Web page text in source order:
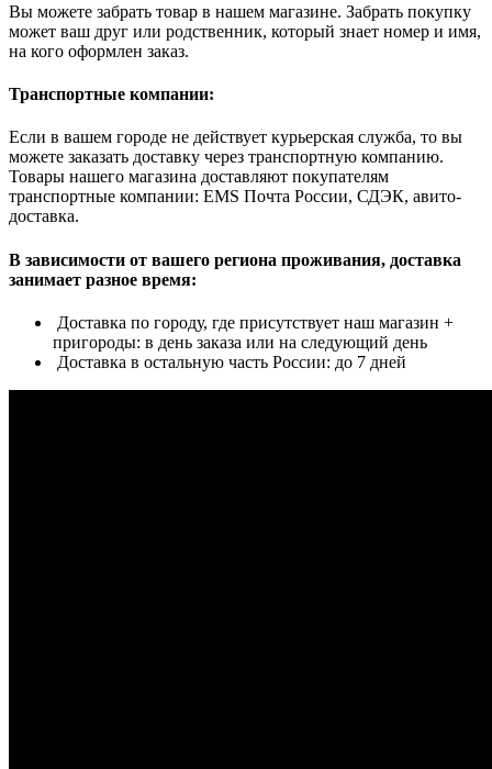
Вы можете забрать товар в нашем магазине. Забрать покупку
может ваш друг или родственник, который знает номер и имя,
на кого оформлен заказ.
Транспортные компании:
Если в вашем городе не действует курьерская служба, то вы
можете заказать доставку через транспортную компанию.
Товары нашего магазина доставляют покупателям
транспортные компании: EMS Почта России, СДЭК, авито-
доставка.
В зависимости от вашего региона проживания, доставка
занимает разное время:
Доставка по городу, где присутствует наш магазин +
пригороды: в день заказа или на следующий день
Доставка в остальную часть России: до 7 дней